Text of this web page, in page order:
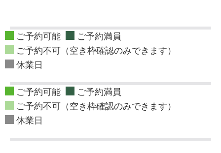
ご予約可能
ご予約満員
ご予約不可（空き枠確認のみできます）
休業日
ご予約可能
ご予約満員
ご予約不可（空き枠確認のみできます）
休業日